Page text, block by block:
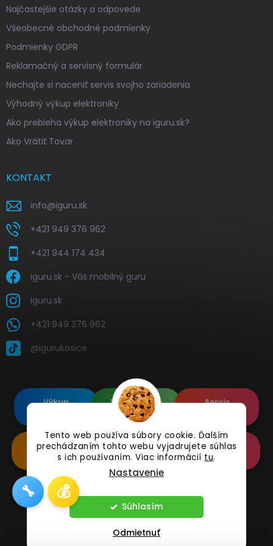
Tento web používa súbory cookie. Ďalším
prechádzaním tohto webu vyjadrujete súhlas
s ich používaním. Viac informácií tu.
Nastavenie
Odmietnuť
Súhlasím
Najčastejšie otázky a odpovede
Všeobecné obchodné podmienky
Podmienky GDPR
Reklamačný a servisný formulár
Nechajte si naceniť servis svojho zariadenia
Výhodný výkup elektroniky
Ako prebieha výkup elektroniky na iguru.sk?
Ako Vrátiť Tovar
KONTAKT
info@iguru.sk
+421 949 376 962
+421 944 174 434
iguru.sk - Váš mobilný guru
iguru.sk
+421 949 376 962
@igurukosice
Výkup
Renovované
Apple's
Servis
Renovované
Samsung's
Doplnkové
Príslušenstvo
Online
Reklamácia
Vytvoril Shoptet
Copyright 2026 iguru.sk. Všetky práva vyhradené.
🔧 💰